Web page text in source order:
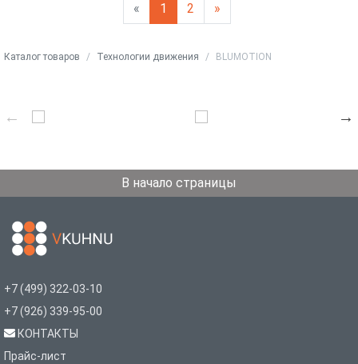
« 1 2 »
Каталог товаров Технологии движения BLUMOTION
В начало страницы
+7 (499) 322-03-10
+7 (926) 339-95-00
КОНТАКТЫ
Прайс-лист